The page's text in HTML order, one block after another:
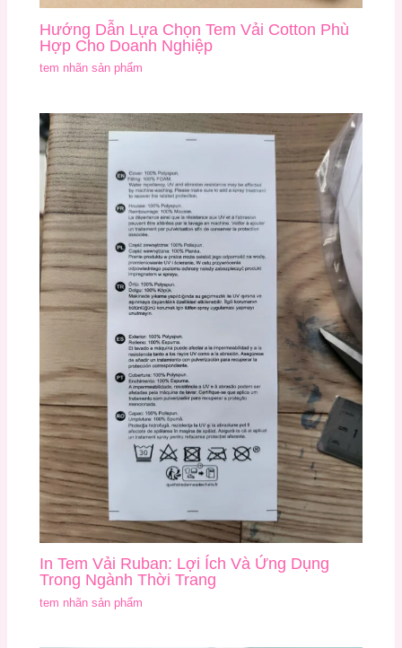
Hướng Dẫn Lựa Chọn Tem Vải Cotton Phù
Hợp Cho Doanh Nghiệp
tem nhãn sản phẩm
In Tem Vải Ruban: Lợi Ích Và Ứng Dụng
Trong Ngành Thời Trang
tem nhãn sản phẩm